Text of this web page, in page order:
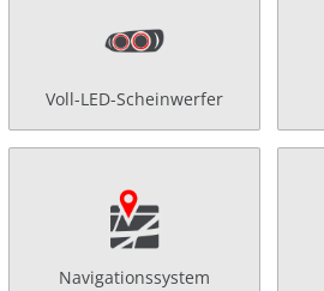
Voll-LED-Scheinwerfer
Navigationssystem